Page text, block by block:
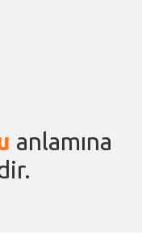
anlamına